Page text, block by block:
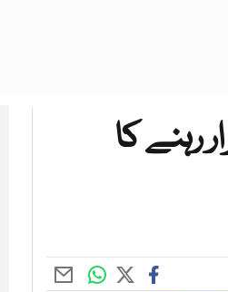
5روز تک برقرار رہنے کا